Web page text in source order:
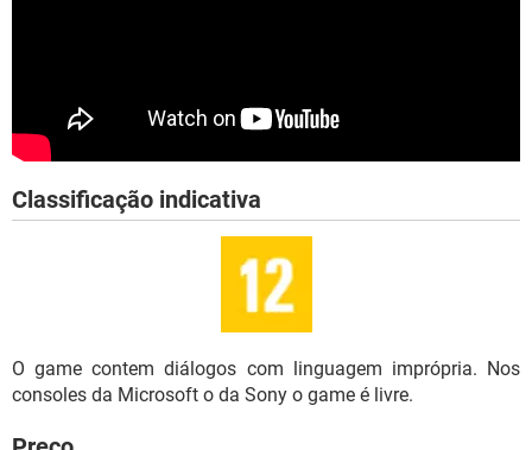
Classificação indicativa
O game contem diálogos com linguagem imprópria. Nos
consoles da Microsoft o da Sony o game é livre.